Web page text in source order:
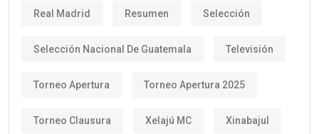
Real Madrid Resumen Selección
Selección Nacional De Guatemala Televisión
Torneo Apertura Torneo Apertura 2025
Torneo Clausura Xelajú MC Xinabajul